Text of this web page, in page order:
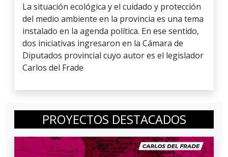
La situación ecológica y el cuidado y protección
del medio ambiente en la provincia es una tema
instalado en la agenda política. En ese sentido,
dos iniciativas ingresaron en la Cámara de
Diputados provincial cuyo autor es el legislador
Carlos del Frade
PROYECTOS DESTACADOS